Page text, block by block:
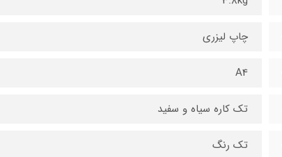
چاپ لیزری
A4
تک کاره سیاه و سفید
تک رنگ